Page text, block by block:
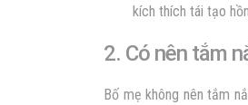
kích thích tái tạo
2. Có nên tắm
Bố mẹ không nên tắm